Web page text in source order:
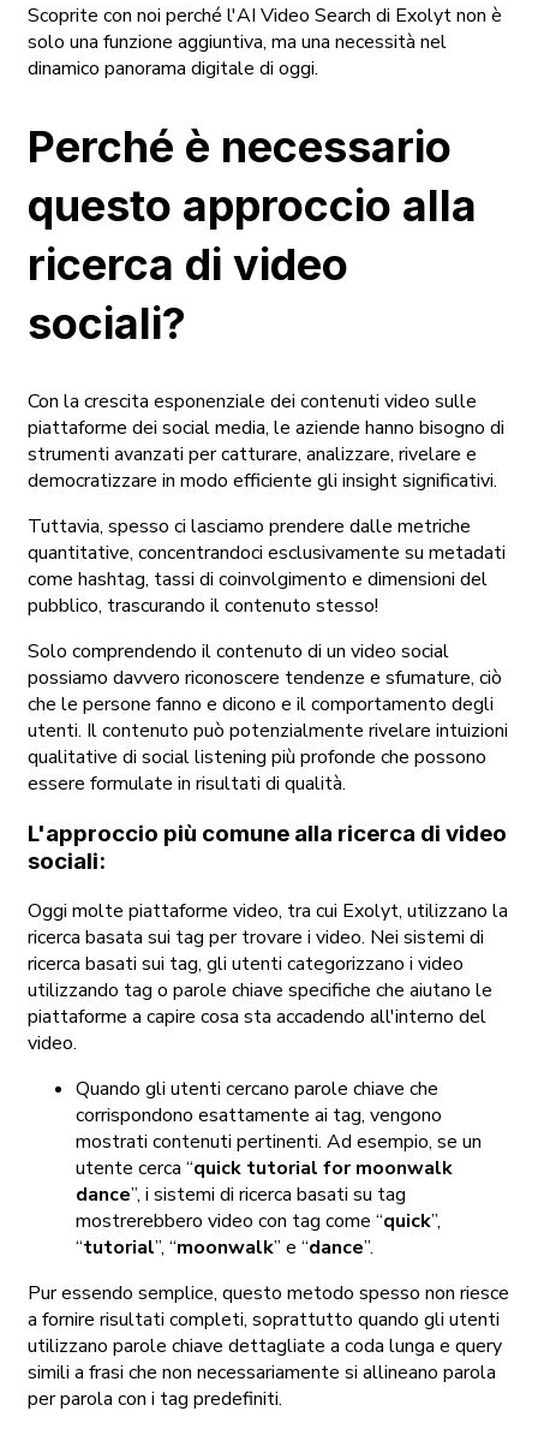
Scoprite con noi perché l'AI Video Search di Exolyt non è
solo una funzione aggiuntiva, ma una necessità nel
dinamico panorama digitale di oggi.
Perché è necessario
questo approccio alla
ricerca di video
sociali?
Con la crescita esponenziale dei contenuti video sulle
piattaforme dei social media, le aziende hanno bisogno di
strumenti avanzati per catturare, analizzare, rivelare e
democratizzare in modo efficiente gli insight significativi.
Tuttavia, spesso ci lasciamo prendere dalle metriche
quantitative, concentrandoci esclusivamente su metadati
come hashtag, tassi di coinvolgimento e dimensioni del
pubblico, trascurando il contenuto stesso!
Solo comprendendo il contenuto di un video social
possiamo davvero riconoscere tendenze e sfumature, ciò
che le persone fanno e dicono e il comportamento degli
utenti. Il contenuto può potenzialmente rivelare intuizioni
qualitative di social listening più profonde che possono
essere formulate in risultati di qualità.
L'approccio più comune alla ricerca di video
sociali:
Oggi molte piattaforme video, tra cui Exolyt, utilizzano la
ricerca basata sui tag per trovare i video. Nei sistemi di
ricerca basati sui tag, gli utenti categorizzano i video
utilizzando tag o parole chiave specifiche che aiutano le
piattaforme a capire cosa sta accadendo all'interno del
video.
Quando gli utenti cercano parole chiave che
corrispondono esattamente ai tag, vengono
mostrati contenuti pertinenti. Ad esempio, se un
utente cerca “quick tutorial for moonwalk
dance”, i sistemi di ricerca basati su tag
mostrerebbero video con tag come “quick”,
“tutorial”, “moonwalk” e “dance”.
Pur essendo semplice, questo metodo spesso non riesce
a fornire risultati completi, soprattutto quando gli utenti
utilizzano parole chiave dettagliate a coda lunga e query
simili a frasi che non necessariamente si allineano parola
per parola con i tag predefiniti.